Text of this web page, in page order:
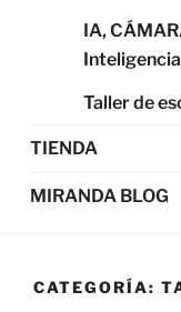
IA,
Taller de
TIENDA
MIRANDA BLOG
CATEGORÍA: